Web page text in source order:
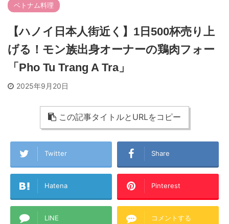
ベトナム料理
【ハノイ日本人街近く】1日500杯売り上
げる！モン族出身オーナーの鶏肉フォー
「Pho Tu Trang A Tra」
2025年9月20日
この記事タイトルとURLをコピー
Twitter Share
Hatena Pinterest
LINE コメントする